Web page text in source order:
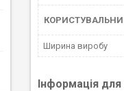
Ширина виробу
Інформація